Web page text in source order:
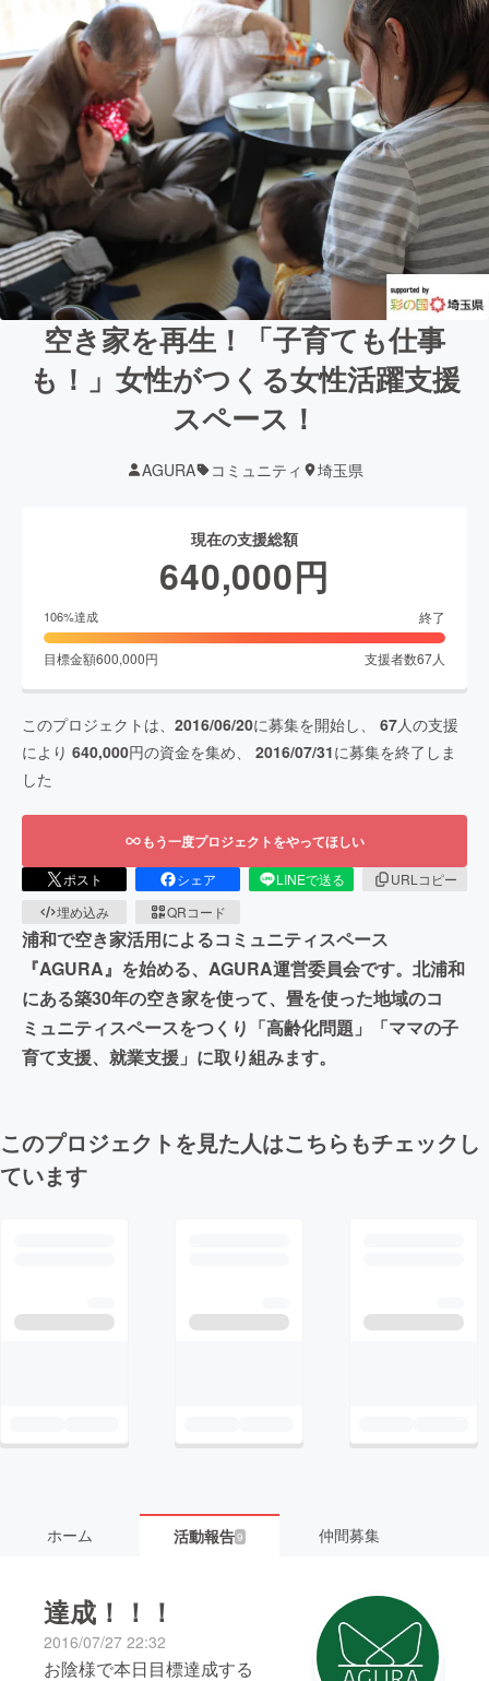
空き家を再生！「子育ても仕事
も！」女性がつくる女性活躍支援
スペース！
AGURA コミュニティ 埼玉県
現在の支援総額
640,000円
106%達成 終了
目標金額600,000円 支援者数67人
このプロジェクトは、 2016/06/20に募集を開始し、 67人の支援
により 640,000円の資金を集め、 2016/07/31に募集を終了しま
した
もう一度プロジェクトをやってほしい
ポスト シェア LINEで送る
URLコピー
埋め込み
QRコード
浦和で空き家活用によるコミュニティスペース
『AGURA』を始める、AGURA運営委員会です。北浦和
にある築30年の空き家を使って、畳を使った地域のコ
ミュニティスペースをつくり「高齢化問題」「ママの子
育て支援、就業支援」に取り組みます。
このプロジェクトを見た人はこちらもチェックし
ています
ホーム 活動報告9 仲間募集
達成！！！
2016/07/27 22:32
お陰様で本日目標達成する